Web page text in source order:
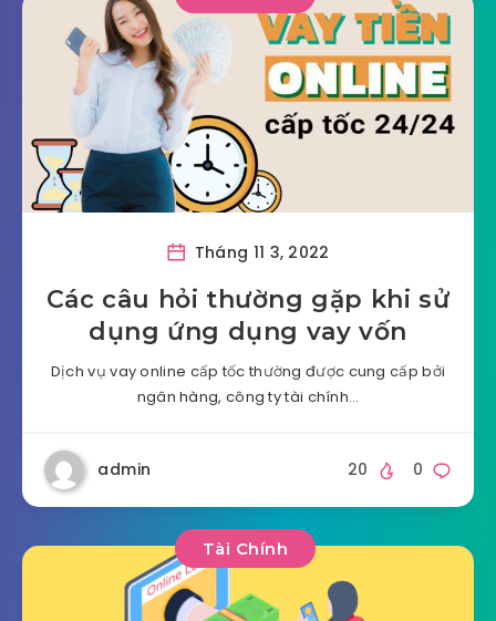
Tháng 11 3, 2022
Các câu hỏi thường gặp khi sử
dụng ứng dụng vay vốn
Dịch vụ vay online cấp tốc thường được cung cấp bởi
ngân hàng, công ty tài chính…
admin 0
20
Tài Chính